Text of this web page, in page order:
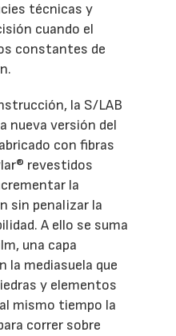
técnicas y
cuando el
constantes de
la S/LAB
nueva versión del
con fibras
revestidos
la
sin penalizar la
A ello se suma
una capa
la mediasuela que
y elementos
mismo tiempo la
correr sobre